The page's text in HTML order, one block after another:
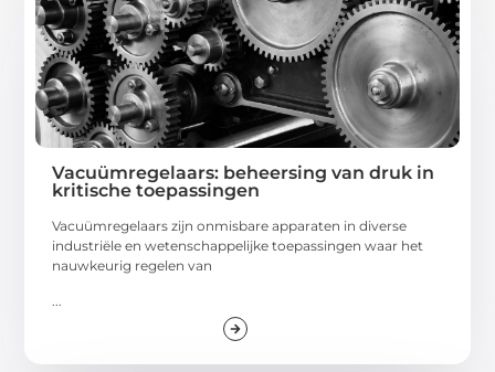
Vacuümregelaars: beheersing van druk in
kritische toepassingen
Vacuümregelaars zijn onmisbare apparaten in diverse
industriële en wetenschappelijke toepassingen waar het
nauwkeurig regelen van
...